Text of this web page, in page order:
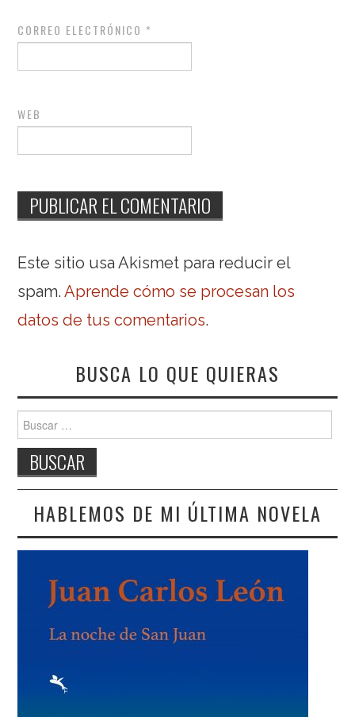
CORREO ELECTRÓNICO *
WEB
Este sitio usa Akismet para reducir el
spam.Aprende cómo se procesan los
datos de tus comentarios.
BUSCA LO QUE QUIERAS
Buscar:
HABLEMOS DE MI ÚLTIMA NOVELA